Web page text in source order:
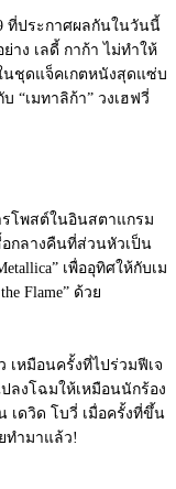
ที่ประกาศผลกันในวันนี้
าง เลดี้ กาก้า ไม่ทำให้
นชุดแจ็คเกตหนังสุดแซ่บ
เมทาลิก้า” วงเฮฟวี่
รโพสต์ในอินสตาแกรม
อกลางคืนที่ส่วนหัวเป็น
เพื่ออุทิศให้กับเม
Flame” ด้วย
เหมือนครั้งที่ไปร่วมฟีเจ
ปลงโฉมให้เหมือนนักร้อง
เดวิด โบวี่ เมื่อครั้งที่ขึ้น
ทำมาแล้ว!